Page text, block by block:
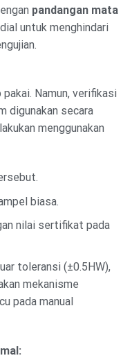
pandangan mata
untuk menghindari
Namun, verifikasi
digunakan secara
menggunakan
biasa.
nilai sertifikat pada
toleransi (±0.5HW),
mekanisme
pada manual